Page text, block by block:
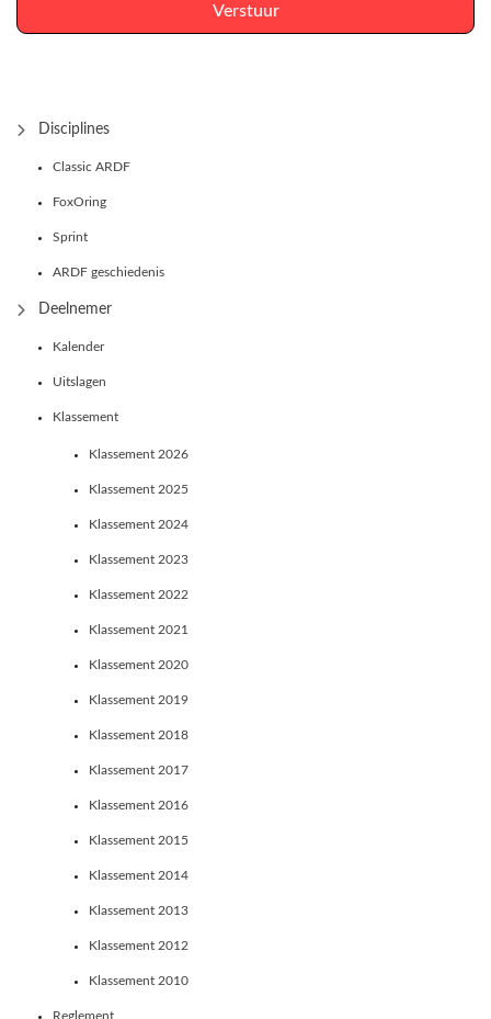
Verstuur
Disciplines
Classic ARDF
FoxOring
Sprint
ARDF geschiedenis
Deelnemer
Kalender
Uitslagen
Klassement
Klassement 2026
Klassement 2025
Klassement 2024
Klassement 2023
Klassement 2022
Klassement 2021
Klassement 2020
Klassement 2019
Klassement 2018
Klassement 2017
Klassement 2016
Klassement 2015
Klassement 2014
Klassement 2013
Klassement 2012
Klassement 2010
Reglement